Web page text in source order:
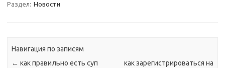
Раздел: Новости
Навигация по записям
← как правильно есть суп
как зарегистрироваться на